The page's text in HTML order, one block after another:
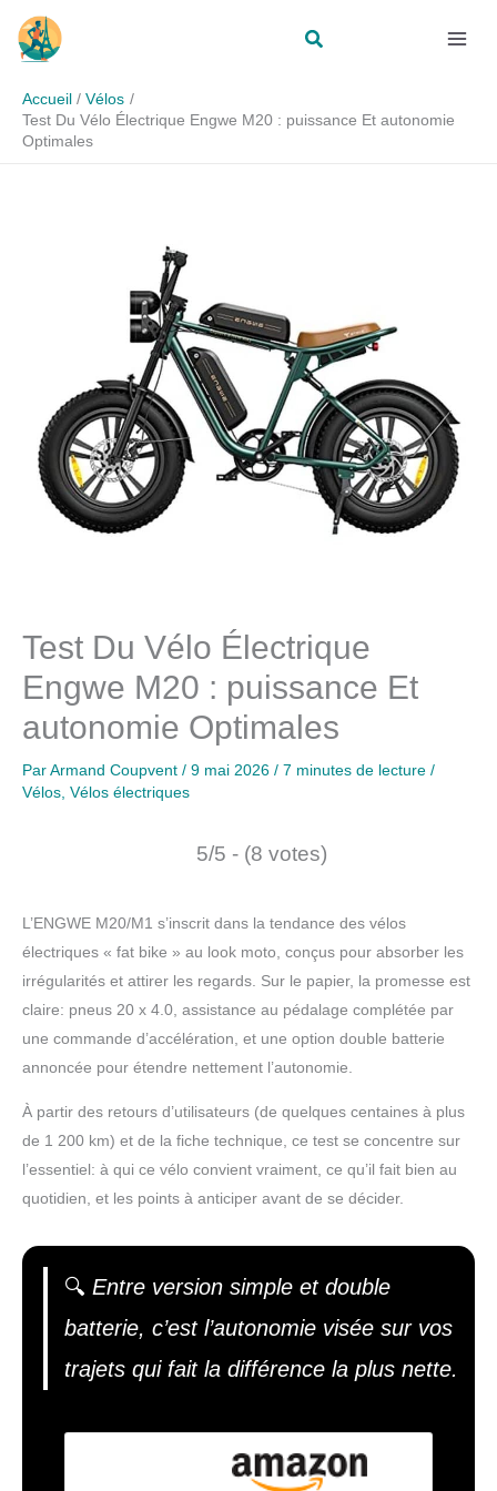
Accueil
Vélos
Test Du Vélo Électrique Engwe M20 : puissance Et autonomie
Optimales
Test Du Vélo Électrique
Engwe M20 : puissance Et
autonomie Optimales
ParArmand Coupvent / 9 mai 2026 / 7 minutes de lecture /
Vélos Vélos électriques
5/5 - (8 votes)
L’ENGWE M20/M1 s’inscrit dans la tendance des vélos
électriques « fat bike » au look moto, conçus pour absorber les
irrégularités et attirer les regards. Sur le papier, la promesse est
claire: pneus 20 x 4.0, assistance au pédalage complétée par
une commande d’accélération, et une option double batterie
annoncée pour étendre nettement l’autonomie.
À partir des retours d’utilisateurs (de quelques centaines à plus
de 1 200 km) et de la fiche technique, ce test se concentre sur
l’essentiel: à qui ce vélo convient vraiment, ce qu’il fait bien au
quotidien, et les points à anticiper avant de se décider.
🔍 Entre version simple et double
batterie, c’est l’autonomie visée sur vos
trajets qui fait la différence la plus nette.
Rechercher